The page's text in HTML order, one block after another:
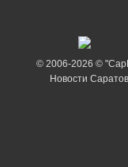
© 2006-2026 ©
Новости